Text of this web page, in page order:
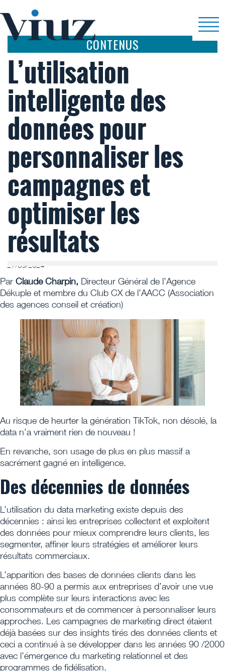
CONTENUS
L’utilisation
intelligente des
données pour
personnaliser les
campagnes et
optimiser les
résultats
27/09/2024
Par Claude Charpin, Directeur Général de l’Agence
Dékuple et membre du Club CX de l’AACC (Association
des agences conseil et création)
Au risque de heurter la génération TikTok, non désolé, la
data n’a vraiment rien de nouveau !
En revanche, son usage de plus en plus massif a
sacrément gagné en intelligence.
Des décennies de données
L’utilisation du data marketing existe depuis des
décennies : ainsi les entreprises collectent et exploitent
des données pour mieux comprendre leurs clients, les
segmenter, affiner leurs stratégies et améliorer leurs
résultats commerciaux.
L’apparition des bases de données clients dans les
années 80-90 a permis aux entreprises d’avoir une vue
plus complète sur leurs interactions avec les
consommateurs et de commencer à personnaliser leurs
approches. Les campagnes de marketing direct étaient
déjà basées sur des insights tirés des données clients et
ceci a continué à se développer dans les années 90 /2000
avec l’émergence du marketing relationnel et des
programmes de fidélisation.